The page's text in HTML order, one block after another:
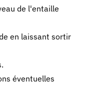
de l'entaille
en laissant sortir
éventuelles